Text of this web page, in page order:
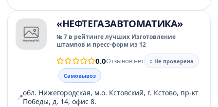
«НЕФТЕГАЗАВТОМАТИКА»
№ 7 в рейтинге лучших Изготовление
штампов и пресс-форм из 12
0.0Отзывов нет
○ Не проверена
Самовывоз
📍обл. Нижегородская, м.о. Кстовский, г. Кстово, пр-кт
Победы, д. 14, офис 8.